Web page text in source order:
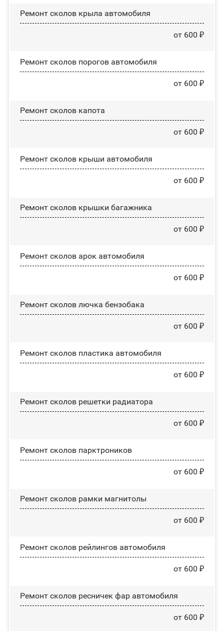
Ремонт сколов крыла автомобиля
от 600 ₽
Ремонт сколов порогов автомобиля
от 600 ₽
Ремонт сколов капота
от 600 ₽
Ремонт сколов крыши автомобиля
от 600 ₽
Ремонт сколов крышки багажника
от 600 ₽
Ремонт сколов арок автомобиля
от 600 ₽
Ремонт сколов лючка бензобака
от 600 ₽
Ремонт сколов пластика автомобиля
от 600 ₽
Ремонт сколов решетки радиатора
от 600 ₽
Ремонт сколов парктроников
от 600 ₽
Ремонт сколов рамки магнитолы
от 600 ₽
Ремонт сколов рейлингов автомобиля
от 600 ₽
Ремонт сколов ресничек фар автомобиля
от 600 ₽